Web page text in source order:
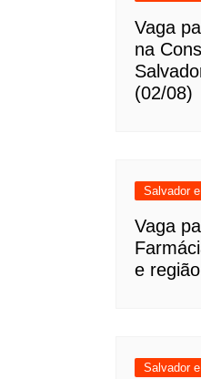
Vaga
na
(02/08)
Salvador
Vaga
e
Salvador